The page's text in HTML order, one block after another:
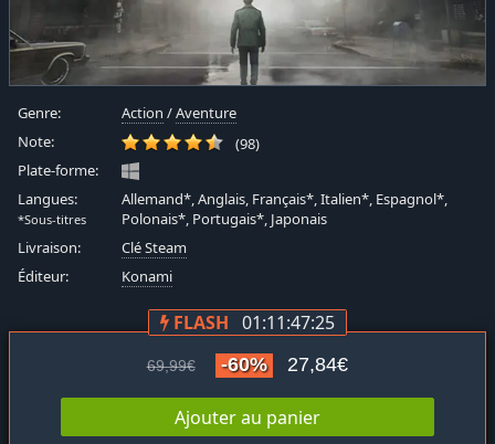
Genre: Action /Aventure
Note:
(98)
Plate-forme:
Langues:
*Sous-titres
Allemand*, Anglais, Français*, Italien*, Espagnol*,
Polonais*, Portugais*, Japonais
Livraison:
Clé Steam
Éditeur:
Konami
FLASH 01:11:47:24
69,99€ -60% 27,84€
Ajouter au panier